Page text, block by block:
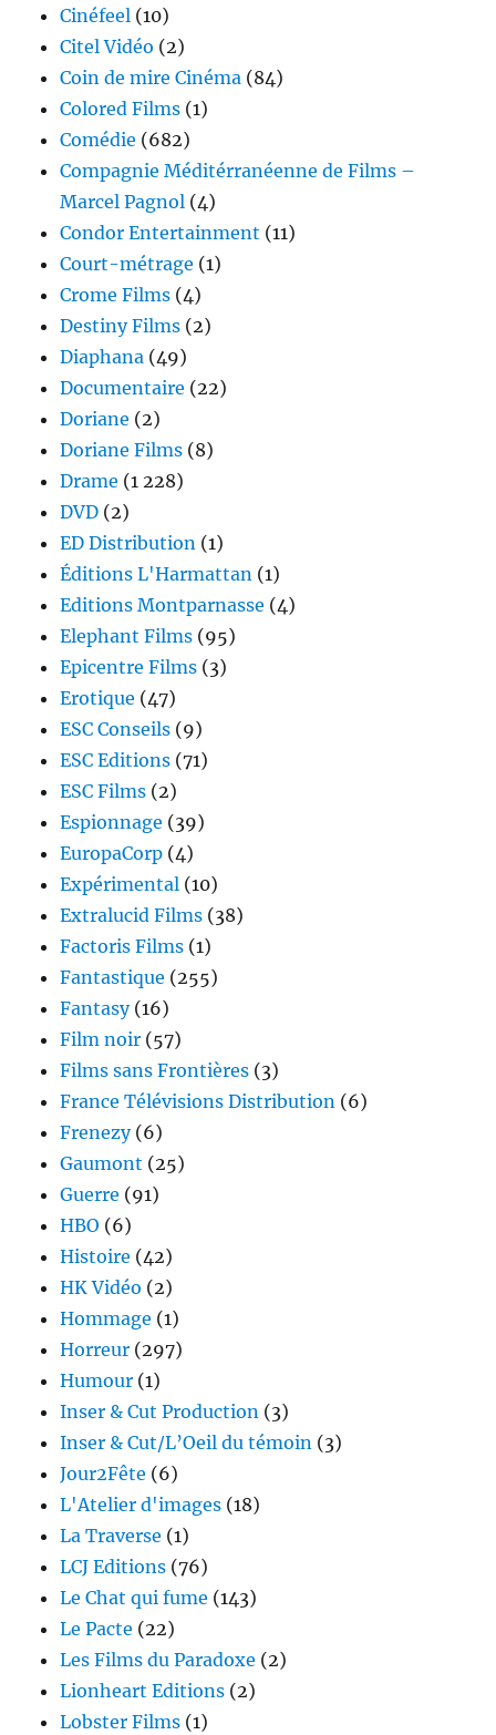
Cinéfeel (10)
Citel Vidéo (2)
Coin de mire Cinéma (84)
Colored Films (1)
Comédie (682)
Compagnie Méditérranéenne de Films –
Marcel Pagnol (4)
Condor Entertainment (11)
Court-métrage (1)
Crome Films (4)
Destiny Films (2)
Diaphana (49)
Documentaire (22)
Doriane (2)
Doriane Films (8)
Drame (1 228)
DVD (2)
ED Distribution (1)
Éditions L'Harmattan (1)
Editions Montparnasse (4)
Elephant Films (95)
Epicentre Films (3)
Erotique (47)
ESC Conseils (9)
ESC Editions (71)
ESC Films (2)
Espionnage (39)
EuropaCorp (4)
Expérimental (10)
Extralucid Films (38)
Factoris Films (1)
Fantastique (255)
Fantasy(16)
Film noir (57)
Films sans Frontières (3)
France Télévisions Distribution (6)
Frenezy(6)
Gaumont (25)
Guerre (91)
HBO (6)
Histoire (42)
HK Vidéo (2)
Hommage (1)
Horreur (297)
Humour (1)
Inser & Cut Production (3)
Inser & Cut/L’Oeil du témoin (3)
Jour2Fête (6)
L'Atelier d'images (18)
La Traverse (1)
LCJ Editions (76)
Le Chat qui fume (143)
Le Pacte (22)
Les Films du Paradoxe (2)
Lionheart Editions (2)
Lobster Films (1)